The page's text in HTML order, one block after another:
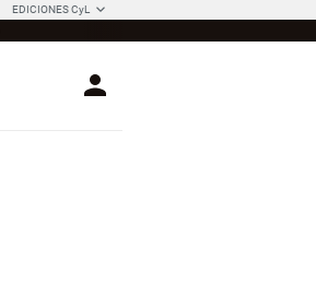
EDICIONES CyL
Login